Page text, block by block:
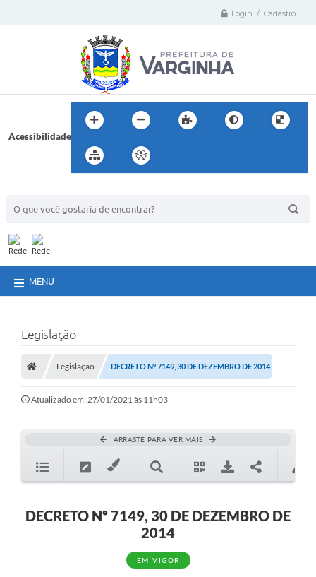
Login / Cadastro
Acessibilidade
MENU
Legislação
Legislação DECRETO Nº 7149, 30 DE DEZEMBRO DE 2014
Atualizado em: 27/01/2021 às 11h03
ARRASTE PARA VER MAIS
DECRETO Nº 7149, 30 DE DEZEMBRO DE
2014
EM VIGOR